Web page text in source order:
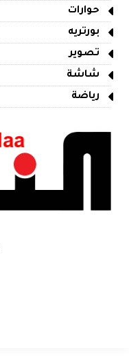
حوارات
بورتريه
تصوير
شاشة
رياضة